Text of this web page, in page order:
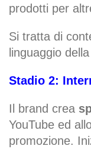
prodotti per
Si tratta di
linguaggio
Stadio 2:
Il brand crea
YouTube ed
promozione.